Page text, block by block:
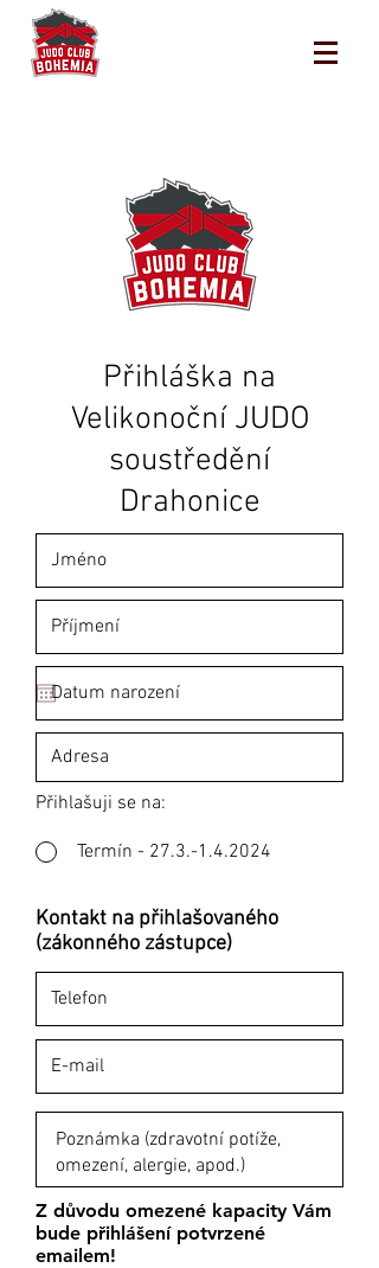
Přihláška na
Velikonoční JUDO
soustředění
Drahonice
Přihlašuji se na:
Termín - 27.3.-1.4.2024
Kontakt na přihlašovaného
(zákonného zástupce)
Z důvodu omezené kapacity Vám
bude přihlášení potvrzené
emailem!